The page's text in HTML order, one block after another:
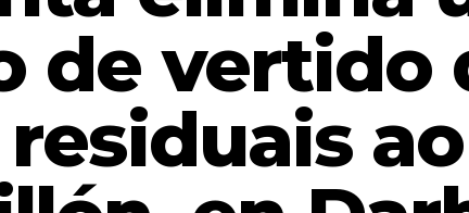
de vertido